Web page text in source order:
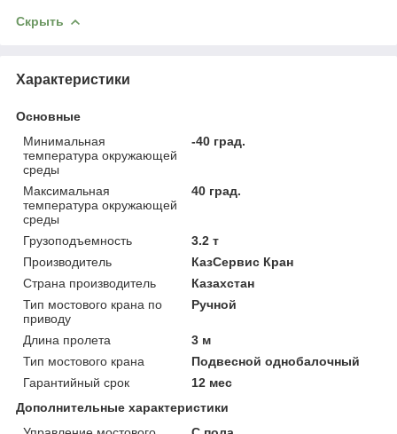
Скрыть
Характеристики
Основные
Минимальная
температура окружающей
среды
-40 град.
Максимальная
температура окружающей
среды
40 град.
Грузоподъемность
3.2 т
Производитель
КазСервис Кран
Страна производитель
Казахстан
Тип мостового крана по
приводу
Ручной
Длина пролета
3 м
Тип мостового крана
Подвесной однобалочный
Гарантийный срок
12 мес
Дополнительные характеристики